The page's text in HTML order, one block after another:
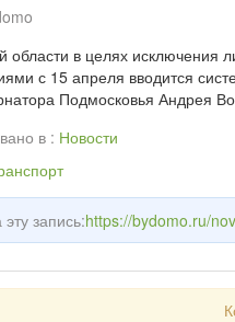
области в целях исключения
с 15 апреля вводится
Подмосковья Андрея
в : Новости
запись:https://bydomo.ru/